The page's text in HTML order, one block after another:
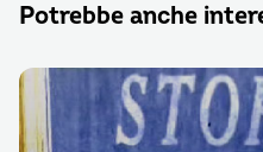
Potrebbe anche